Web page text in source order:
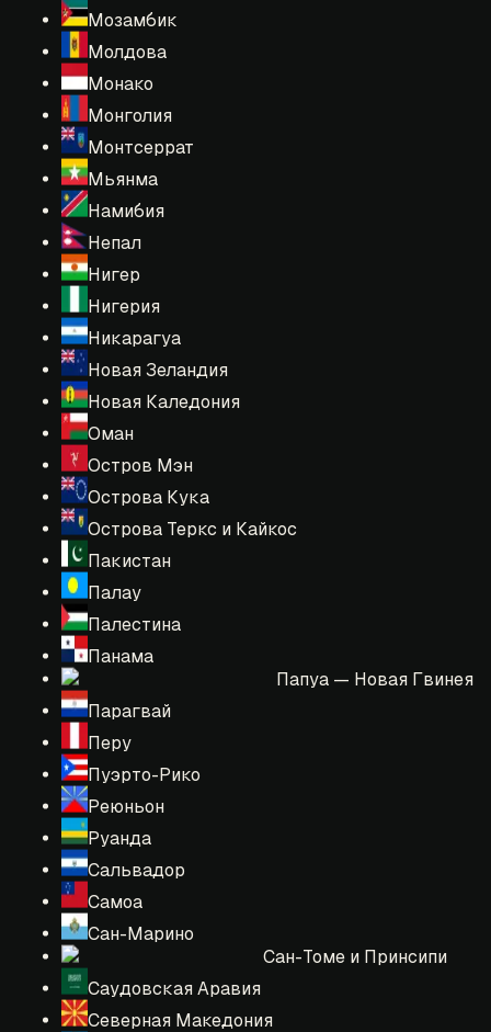
Мозамбик
Молдова
Монако
Монголия
Монтсеррат
Мьянма
Намибия
Непал
Нигер
Нигерия
Никарагуа
Новая Зеландия
Новая Каледония
Оман
Остров Мэн
Острова Кука
Острова Теркс и Кайкос
Пакистан
Палау
Палестина
Панама
Папуа — Новая Гвинея
Парагвай
Перу
Пуэрто-Рико
Реюньон
Руанда
Сальвадор
Самоа
Сан-Марино
Сан-Томе и Принсипи
Саудовская Аравия
Северная Македония